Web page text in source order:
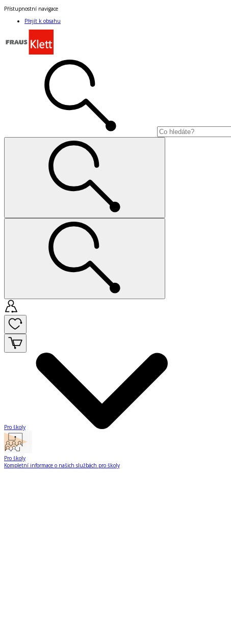
Přístupnostní navigace
Přejít k obsahu
Pro školy
Pro školy
Kompletní informace o našich službách pro školy